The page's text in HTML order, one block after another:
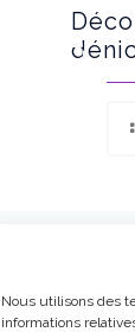
Nous utilisons des
informations